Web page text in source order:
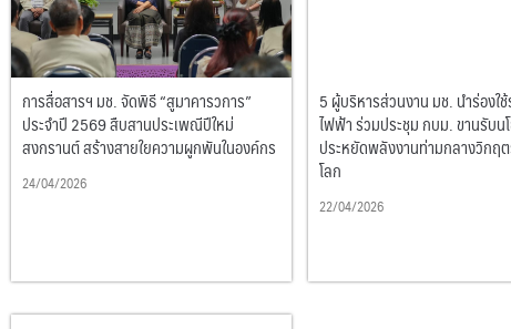
การสื่อสารฯ มช. จัดพิธี “สูมาคารวการ”
ประจำปี 2569 สืบสานประเพณีปีใหม่
สงกรานต์ สร้างสายใยความผูกพันในองค์กร
24/04/2026
5 ผู้บริหารส่วนงาน มช. นำร่องใ
ไฟฟ้า ร่วมประชุม กบม. ขานรับน
ประหยัดพลังงานท่ามกลางวิกฤ
โลก
22/04/2026